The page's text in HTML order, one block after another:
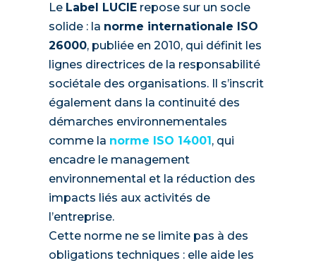
Le Label LUCIErepose sur un socle
solide : la norme internationale ISO
26000, publiée en 2010, qui définit les
lignes directrices de la responsabilité
sociétale des organisations. Il s’inscrit
également dans la continuité des
démarches environnementales
comme la norme ISO 14001, qui
encadre le management
environnemental et la réduction des
impacts liés aux activités de
l’entreprise.
Cette norme ne se limite pas à des
obligations techniques : elle aide les